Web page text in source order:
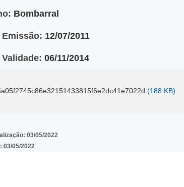
Bombarral
Emissão: 12/07/2011
Validade: 06/11/2014
(188 KB)
03/05/2022
03/05/2022